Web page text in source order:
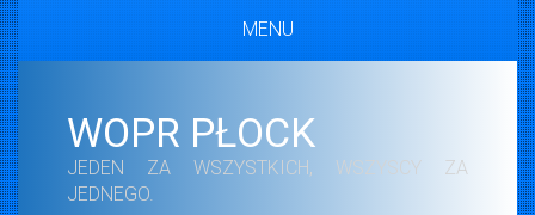
MENU
WOPR PŁOCK
JEDEN ZA WSZYSTKICH, WSZYSCY ZA
JEDNEGO.